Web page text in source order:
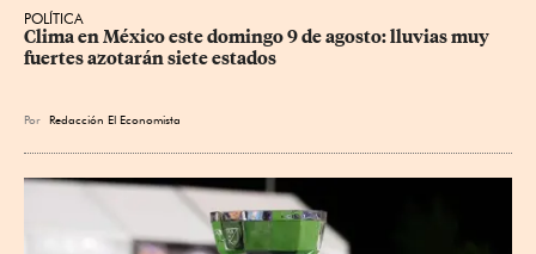
POLÍTICA
Clima en México este domingo 9 de agosto: lluvias muy
fuertes azotarán siete estados
Por Redacción El Economista